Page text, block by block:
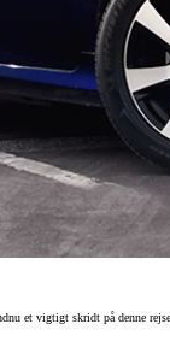
et vigtigt skridt på denne